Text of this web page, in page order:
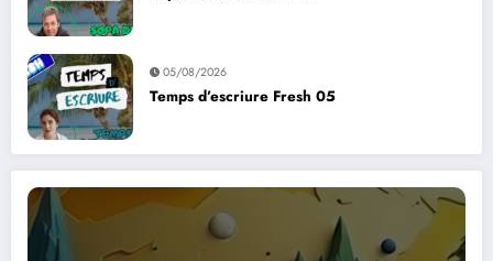
05/08/2026
Temps d’escriure Fresh 05